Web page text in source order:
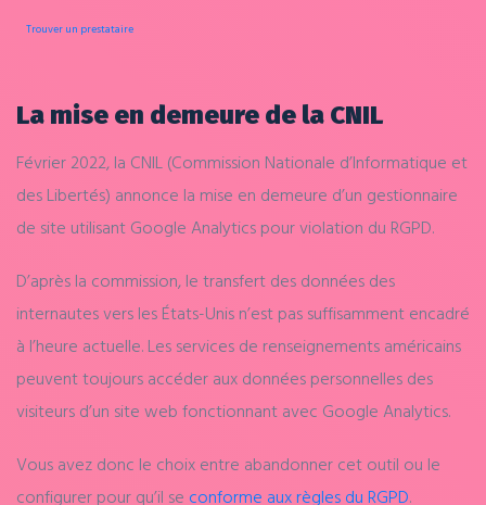
Trouver un prestataire
La mise en demeure de la CNIL
Février 2022, la CNIL (Commission Nationale d’Informatique et
des Libertés) annonce la mise en demeure d’un gestionnaire
de site utilisant Google Analytics pour violation du RGPD.
D’après la commission, le transfert des données des
internautes vers les États-Unis n’est pas suffisamment encadré
à l’heure actuelle. Les services de renseignements américains
peuvent toujours accéder aux données personnelles des
visiteurs d’un site web fonctionnant avec Google Analytics.
Vous avez donc le choix entre abandonner cet outil ou le
configurer pour qu’il se conforme aux règles du RGPD.